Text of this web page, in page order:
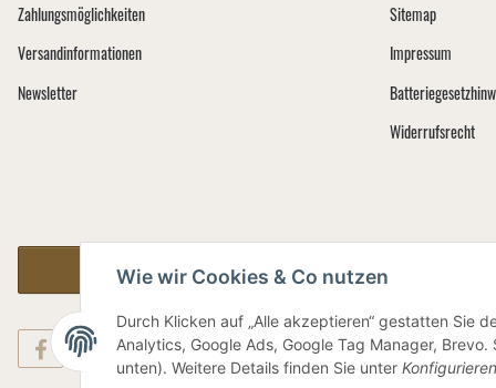
Wie wir Cookies & Co nutzen
Durch Klicken auf „Alle akzeptieren“ gestatten Sie
Analytics, Google Ads, Google Tag Manager,
unten). Weitere Details finden Sie unter Konfigurieren
Zahlungsmöglichkeiten
Versandinformationen
Newsletter
Sitemap
Impressum
Widerrufsrecht
Vertrag widerrufen